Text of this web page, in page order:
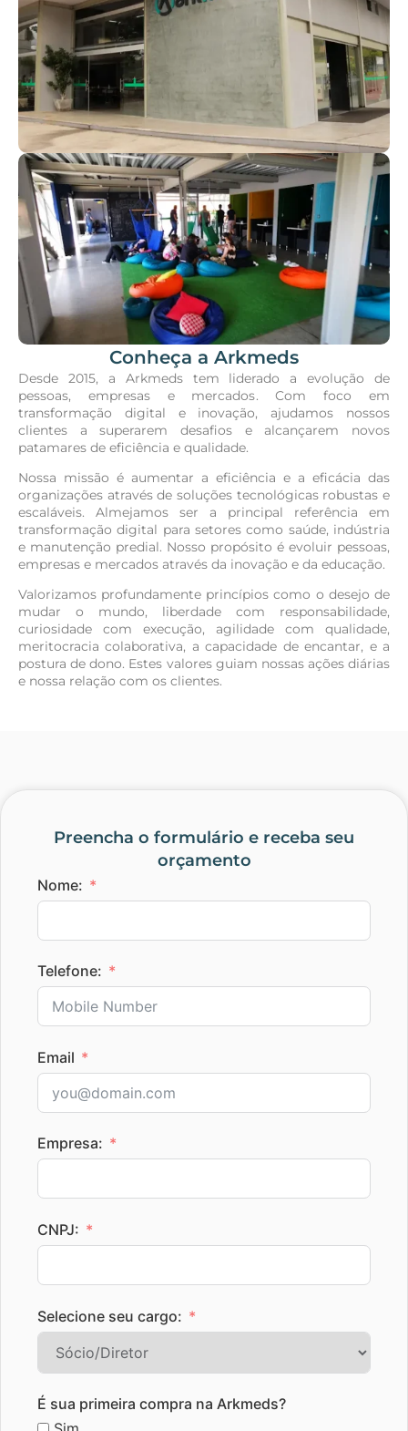
Conheça a Arkmeds
Desde 2015, a Arkmeds tem liderado a evolução de
pessoas, empresas e mercados. Com foco em
transformação digital e inovação, ajudamos nossos
clientes a superarem desafios e alcançarem novos
patamares de eficiência e qualidade.
Nossa missão é aumentar a eficiência e a eficácia das
organizações através de soluções tecnológicas robustas e
escaláveis. Almejamos ser a principal referência em
transformação digital para setores como saúde, indústria
e manutenção predial. Nosso propósito é evoluir pessoas,
empresas e mercados através da inovação e da educação.
Valorizamos profundamente princípios como o desejo de
mudar o mundo, liberdade com responsabilidade,
curiosidade com execução, agilidade com qualidade,
meritocracia colaborativa, a capacidade de encantar, e a
postura de dono. Estes valores guiam nossas ações diárias
e nossa relação com os clientes.
Preencha o formulário e receba seu
orçamento
Nome:
Telefone:
Email
Empresa:
CNPJ:
Selecione seu cargo:
É sua primeira compra na Arkmeds?